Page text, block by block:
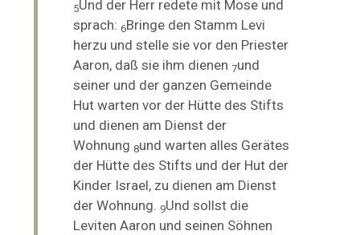
5Und der Herr redete mit Mose und
sprach: 6Bringe den Stamm Levi
herzu und stelle sie vor den Priester
Aaron, daß sie ihm dienen 7und
seiner und der ganzen Gemeinde
Hut warten vor der Hütte des Stifts
und dienen am Dienst der
Wohnung8und warten alles Gerätes
der Hütte des Stifts und der Hut der
Kinder Israel, zu dienen am Dienst
der Wohnung. 9Und sollst die
Leviten Aaron und seinen Söhnen